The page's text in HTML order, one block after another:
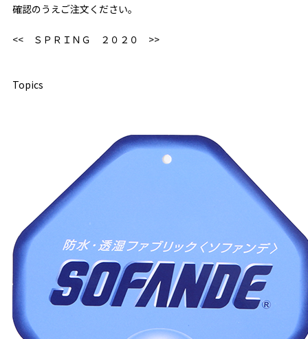
確認のうえご注文ください。
<< ＳＰＲＩＮＧ ２０２０ >>
Topics